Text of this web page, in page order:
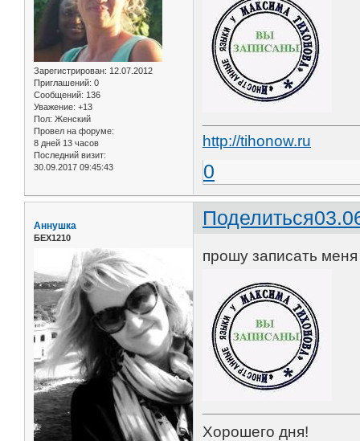
Зарегистрирован: 12.07.2012
Приглашений: 0
Сообщений: 136
Уважение: +13
Пол: Женский
Провел на форуме:
8 дней 13 часов
Последний визит:
30.09.2017 09:45:43
http://tihonow.ru
0
Поделиться
Аннушка
БЕХ1210
прошу записать
Хорошего дня!